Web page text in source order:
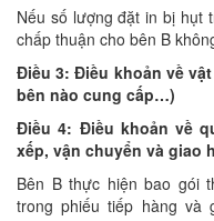
Nếu số lượng đặt in bị hụt
chấp thuận cho bên B
Điều 3: Điều khoản về
bên nào cung cấp…)
Điều 4: Điều khoản về
xếp, vận chuyển và giao
Bên B thực hiện bao gói
trong phiếu tiếp hàng